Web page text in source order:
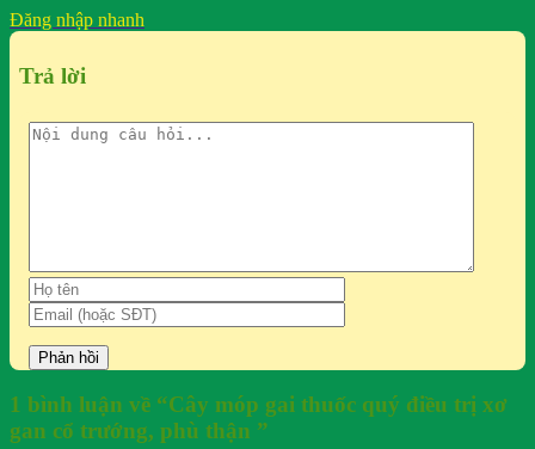
Đăng nhập nhanh
Trả lời
1 bình luận về “Cây móp gai thuốc quý điều trị xơ
gan cổ trướng, phù thận ”